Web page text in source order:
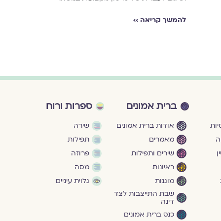
להמשך קריאה ››
ברית אמונים
אודות ברית אמונים
מאמרים
שירים ותפילות
ראיונות
מוגנוּת
שבת התייצבות לצד
דינה
כנס ברית אמונים
ספרות ורוח
שירה
תפילות
פרוזה
מסה
גלוית עיניים